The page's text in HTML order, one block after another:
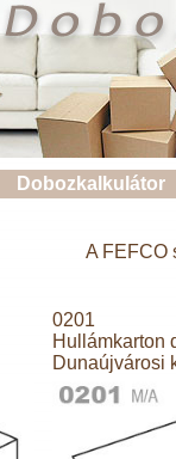
Dobozkalkulátor
A FEFCO
0201
Hullámkarton
Dunaújvárosi